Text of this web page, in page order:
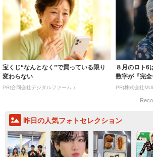
宝くじ“なんとなく”で買っている限り
変わらない
PR(合同会社デジタルファーム )
８月のロト6
数字が『完
PR(株式会社
昨日の人気フォトセレクション